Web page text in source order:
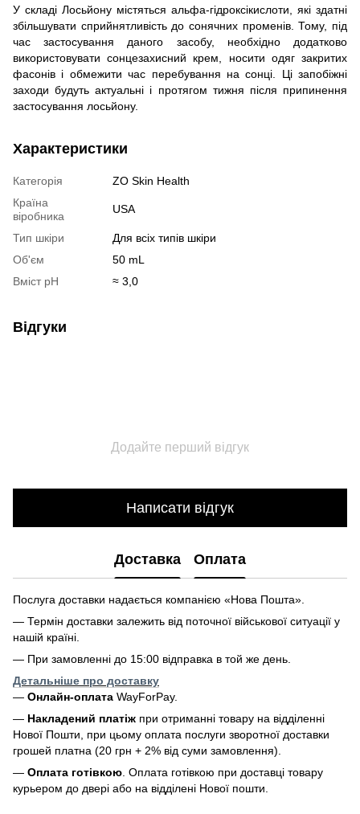
У складі Лосьйону містяться альфа-гідроксікислоти, які здатні
збільшувати сприйнятливість до сонячних променів. Тому, під
час застосування даного засобу, необхідно додатково
використовувати сонцезахисний крем, носити одяг закритих
фасонів і обмежити час перебування на сонці. Ці запобіжні
заходи будуть актуальні і протягом тижня після припинення
застосування лосьйону.
Характеристики
Категорія
ZO Skin Health
Країна
віробника
USA
Тип шкіри
Для всіх типів шкіри
Об'єм
50 mL
Вміст pH
≈ 3,0
Відгуки
Додайте перший відгук
Написати відгук
Доставка Оплата
Послуга доставки надається компанією «Нова Пошта».
— Термін доставки залежить від поточної військової ситуації у
нашій країні.
— При замовленні до 15:00 відправка в той же день.
Детальніше про доставку
— Онлайн-оплата WayForPay.
— Накладений платіж при отриманні товару на відділенні
Нової Пошти, при цьому оплата послуги зворотної доставки
грошей платна (20 грн + 2% від суми замовлення).
— Оплата готівкою. Оплата готівкою при доставці товару
курьером до двері або на відділені Нової пошти.